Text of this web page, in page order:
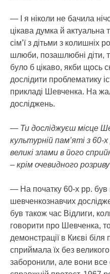
— І я ніколи не бачила
цікава думка й
сім’ї з дітьми з колишніх
шлюби, позашлюбні діти,
було б цікаво, якби щось
дослідити проблематику
прикладі Шевченка. На
досліджень.
— Ти досліджуєш місце
культурній пам’яті з 60-
великі злами в його
– крім очевидного
— На початку 60-х рр. був
шевченкознавчих
був також час Відлиги,
говорити про Шевченка,
демонстрації в Києві
сприймала їх без великого
заборонили, але вони